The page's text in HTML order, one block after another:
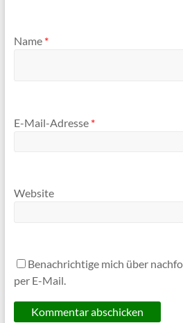
Name *
E-Mail-Adresse *
Website
Benachrichtige mich über
per E-Mail.